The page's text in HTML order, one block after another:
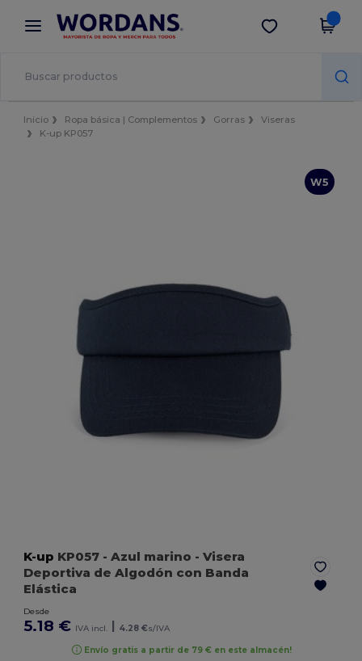
× App de Wordans
¡Mejores precios en app!
Descargar app
Inicio Ropa básica | Complementos Gorras
Viseras
K-up KP057
W5
K-up KP057 - Azul marino - Visera
Deportiva de Algodón con Banda
Elástica
Desde
5.18 € IVA incl. 4.28 €s/IVA
Envío gratis a partir de 79 € en este almacén!